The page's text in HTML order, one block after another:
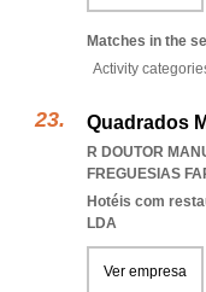
Matches in the
Activity
Quadrados
R DOUTOR
FREGUESIAS
Hotéis com
LDA
Ver empresa